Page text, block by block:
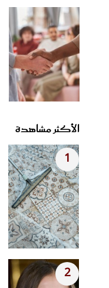
الأكثر مشاهدة
1
2